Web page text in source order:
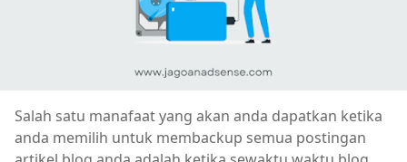
Salah satu manafaat yang akan anda dapatkan ketika
anda memilih untuk membackup semua postingan